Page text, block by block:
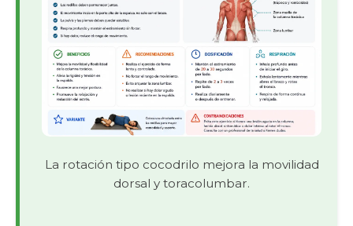
La rotación tipo cocodrilo mejora la movilidad
dorsal y toracolumbar.